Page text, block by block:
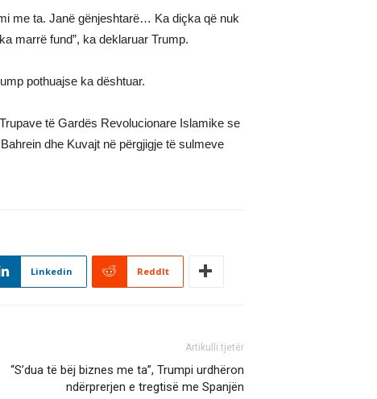
me ta. Janë gënjeshtarë… Ka diçka që nuk
marrë fund”, ka deklaruar Trump.
pothuajse ka dështuar.
të Gardës Revolucionare Islamike se
dhe Kuvajt në përgjigje të sulmeve
Linkedin ReddIt
Artikulli tjetër
“S’dua të bëj biznes me ta”, Trumpi urdhëron
ndërprerjen e tregtisë me Spanjën